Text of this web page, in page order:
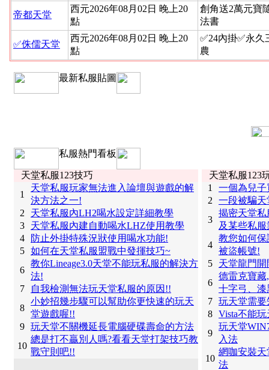
帝都天堂
西元2026年08月02日 晚上20
點
創角送2萬元寶
法書
✅侏儒天堂
西元2026年08月02日 晚上20
點
✅24內掛✅永久
農
最新私服貼圖
私服熱門看板
天堂私服123技巧
1
天堂私服玩家無法進入論壇與遊戲的解
決方法之一!
2
天堂私服內LH2喝水設定詳細教學
3
天堂私服內建自動喝水LHZ使用教學
4
防止外掛特殊況狀使用喝水功能!
5 如何在天堂私服盟戰中發揮技巧~
6
教你Lineage3.0天堂不能玩私服的解決方
法!
7
自我檢測無法玩天堂私服的原因!!
8
小妙招幾步驟可以幫助你更快速的玩天
堂遊戲喔!!
9 玩天堂不關機延長電腦硬碟壽命的方法
10
總是打不贏別人嗎?看看天堂打架技巧教
戰守則吧!!
天堂私服123
1
一個為兒
2
一段被騙
3
揭密天堂
及某些私
4
教您如何
被盜帳號!
5
天堂龍門
6
德雷克寶
十字弓、
7 玩天堂需
8 Vista不能
9
玩天堂
入法
10
網咖安裝
法